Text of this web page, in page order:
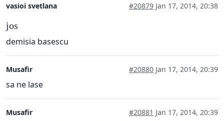
vasioi svetlana #20879 Jan 17, 2014, 20:38
jos
demisia basescu
Musafir #20880 Jan 17, 2014, 20:39
sa ne lase
Musafir #20881 Jan 17, 2014, 20:39